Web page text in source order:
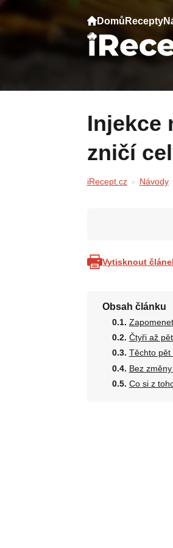
Domů Recepty
Injekce na hubnutí: Jedna běžná chyba
zničí
iRecept.cz Návody
Vytisknout
Obsah článku
Čtyři až
Těchto
Bez
Co si z